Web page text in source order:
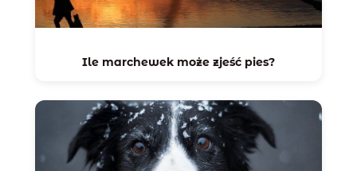
Ile marchewek może zjeść pies?